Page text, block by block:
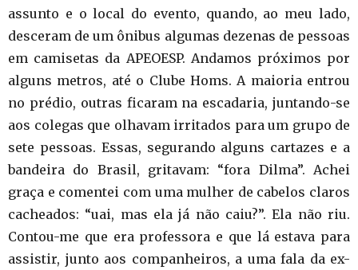
assunto e o local do evento, quando, ao meu lado,
desceram de um ônibus algumas dezenas de pessoas
em camisetas da APEOESP. Andamos próximos por
alguns metros, até o Clube Homs. A maioria entrou
no prédio, outras ficaram na escadaria, juntando-se
aos colegas que olhavam irritados para um grupo de
sete pessoas. Essas, segurando alguns cartazes e a
bandeira do Brasil, gritavam: “fora Dilma”. Achei
graça e comentei com uma mulher de cabelos claros
cacheados: “uai, mas ela já não caiu?”. Ela não riu.
Contou-me que era professora e que lá estava para
assistir, junto aos companheiros, a uma fala da ex-